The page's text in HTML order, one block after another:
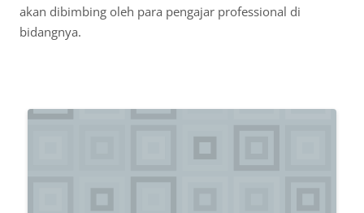
akan dibimbing oleh para pengajar professional di
bidangnya.